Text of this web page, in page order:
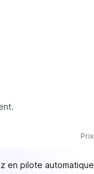
Prix
en pilote automatique